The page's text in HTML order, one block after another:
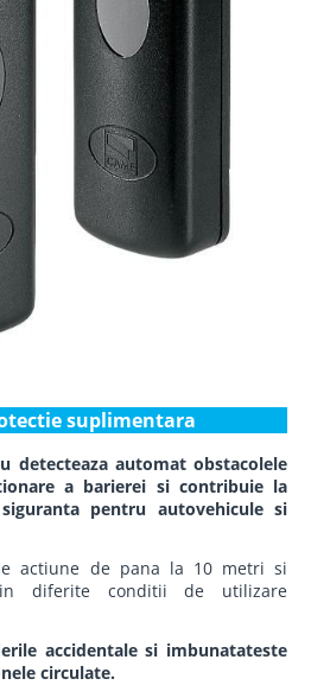
suplimentara
detecteaza automat obstacolele
a barierei si contribuie la
pentru autovehicule si
actiune de pana la 10 metri si
in diferite conditii de utilizare
accidentale si imbunatateste
circulate.